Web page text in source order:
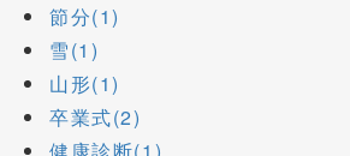
節分(1)
雪(1)
山形(1)
卒業式(2)
健康診断(1)